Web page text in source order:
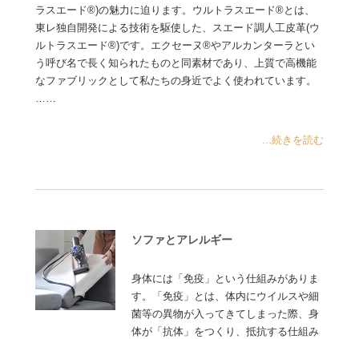
ラスエード®)の魅力に迫ります。ウルトラスエード®とは、
東レ独自開発による技術を駆使した、スエード調人工皮革(ウ
ルトラスエード®)です。エクセーヌ®やアルカンターラとい
う呼び名で長く知られたものと同素材であり、上質で高機能
なファブリックとして私たちの身近でよく使われています。
……
...続きを読む
ソファとアレルギー
身体には「免疫」という仕組みがありま
す。「免疫」とは、体内にウイルスや細
菌等の異物が入ってきてしまった際、身
体が「抗体」をつくり、抵抗する仕組み